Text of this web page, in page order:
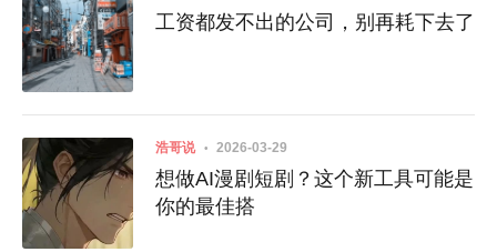
工资都发不出的公司，别再耗下去了
浩哥说 2026-03-29
想做AI漫剧短剧？这个新工具可能是
你的最佳搭